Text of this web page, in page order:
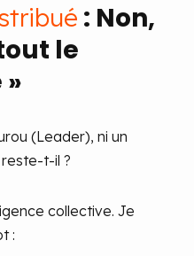
: Non,
le
(Leader), ni un
t-il ?
collective. Je
: